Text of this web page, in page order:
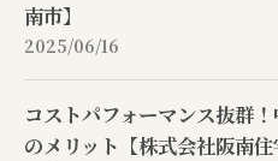
南市】
2025/06/16
コストパフォーマンス抜群
のメリット【株式会社阪南